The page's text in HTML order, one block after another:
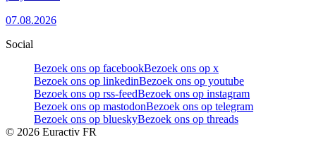
07.08.2026
Social
Bezoek ons op facebookBezoek ons op x
Bezoek ons op linkedinBezoek ons op youtube
Bezoek ons op rss-feedBezoek ons op instagram
Bezoek ons op mastodonBezoek ons op telegram
Bezoek ons op blueskyBezoek ons op threads
© 2026 Euractiv FR